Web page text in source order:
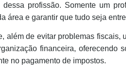
profissão. Somente um
área e garantir que tudo seja
além de evitar problemas fiscais,
financeira, oferecendo
no pagamento de impostos.